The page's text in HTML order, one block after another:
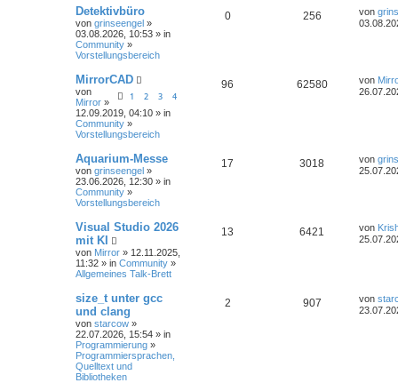
Detektivbüro
von grinseengel »
03.08.2026, 10:53 » in
Community »
Vorstellungsbereich
0 256 von
MirrorCAD
1 2 3 4
von
Mirror »
12.09.2019, 04:10 » in
Community »
Vorstellungsbereich
96 62580 von
Aquarium-Messe
von grinseengel »
23.06.2026, 12:30 » in
Community »
Vorstellungsbereich
17 3018 von
Visual Studio 2026
mit KI
von Mirror » 12.11.2025,
11:32 » in Community »
Allgemeines Talk-Brett
13 6421 von
size_t unter gcc
und clang
von starcow »
22.07.2026, 15:54 » in
Programmierung »
Programmiersprachen,
Quelltext und
Bibliotheken
2 907 von